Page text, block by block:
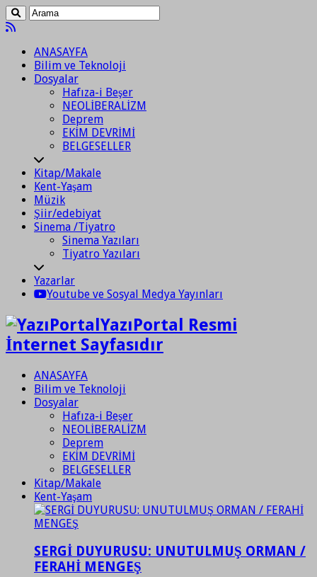
ANASAYFA
Bilim ve Teknoloji
Dosyalar
Hafıza-i Beşer
NEOLİBERALİZM
Deprem
EKİM DEVRİMİ
BELGESELLER
Kitap/Makale
Kent-Yaşam
Müzik
Şiir/edebiyat
Sinema /Tiyatro
Sinema Yazıları
Tiyatro Yazıları
Yazarlar
Youtube ve Sosyal Medya Yayınları
YazıPortal Resmi
İnternet Sayfasıdır
ANASAYFA
Bilim ve Teknoloji
Dosyalar
Hafıza-i Beşer
NEOLİBERALİZM
Deprem
EKİM DEVRİMİ
BELGESELLER
Kitap/Makale
Kent-Yaşam
SERGİ DUYURUSU: UNUTULMUŞ ORMAN /
FERAHİ MENGEŞ